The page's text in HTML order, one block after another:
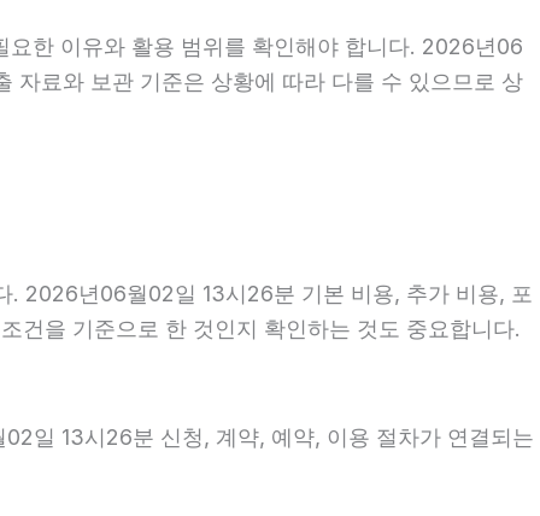
한 이유와 활용 범위를 확인해야 합니다. 2026년06
자료와 보관 기준은 상황에 따라 다를 수 있으므로 상
. 2026년06월02일 13시26분 기본 비용, 추가 비용, 포
건을 기준으로 한 것인지 확인하는 것도 중요합니다.
일 13시26분 신청, 계약, 예약, 이용 절차가 연결되는